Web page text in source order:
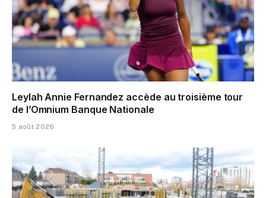
Leylah Annie Fernandez accède au troisième tour
de l’Omnium Banque Nationale
5 août 2026